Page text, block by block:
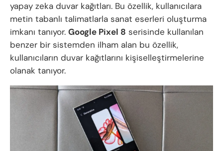
yapay zeka duvar kağıtları. Bu özellik, kullanıcılara
metin tabanlı talimatlarla sanat eserleri oluşturma
imkanı tanıyor. Google Pixel 8 serisinde kullanılan
benzer bir sistemden ilham alan bu özellik,
kullanıcıların duvar kağıtlarını kişiselleştirmelerine
olanak tanıyor.